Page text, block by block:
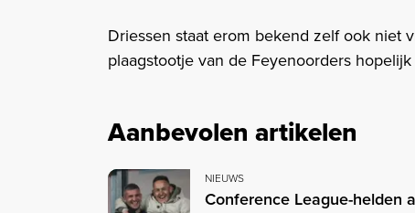
Driessen staat erom bekend zelf ook niet
plaagstootje van de Feyenoorders
Aanbevolen artikelen
NIEUWS
Conference League-helden